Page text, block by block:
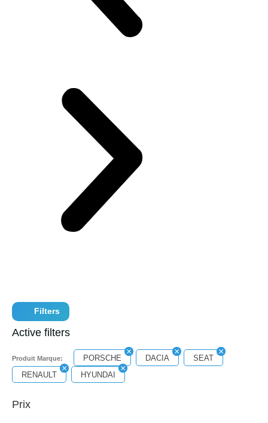
Filters
Active filters
Produit Marque: PORSCHE DACIA
SEAT
RENAULT
HYUNDAI
Prix